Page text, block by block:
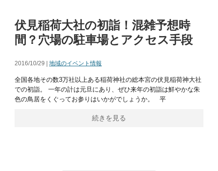
伏見稲荷大社の初詣！混雑予想時
間？穴場の駐車場とアクセス手段
2016/10/29 | 地域のイベント情報
全国各地その数3万社以上ある稲荷神社の総本宮の伏見稲荷神大社
での初詣。 一年の計は元旦にあり、ぜひ来年の初詣は鮮やかな朱
色の鳥居をくぐってお参りはいかがでしょうか。 平
続きを見る